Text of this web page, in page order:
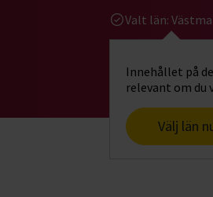
Valt län:
Innehållet på
relevant om du
Välj län
Gå till